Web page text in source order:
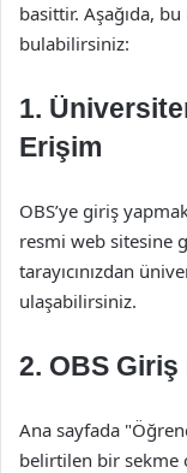
basittir. Aşağıda,
bulabilirsiniz:
1.
Erişim
OBS’ye giriş
resmi web sitesine
tarayıcınızdan
ulaşabilirsiniz.
2. OBS Giriş
Ana sayfada
belirtilen bir sekme